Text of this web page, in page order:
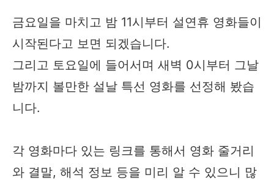
금요일을 마치고 밤 11시부터 설연휴 영화들이
시작된다고 보면 되겠습니다.
그리고 토요일에 들어서며 새벽 0시부터 그날
밤까지 볼만한 설날 특선 영화를 선정해 봤습
니다.
각 영화마다 있는 링크를 통해서 영화 줄거리
와 결말, 해석 정보 등을 미리 알 수 있으니 많